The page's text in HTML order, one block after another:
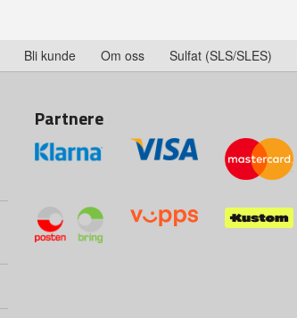
Bli kunde Om oss Sulfat (SLS/SLES)
Partnere